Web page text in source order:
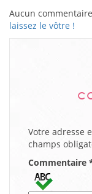
Aucun
laissez le vôtre !
Votre adresse
champs
Commentaire